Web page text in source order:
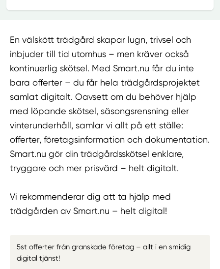
En välskött trädgård skapar lugn, trivsel och
inbjuder till tid utomhus – men kräver också
kontinuerlig skötsel. Med Smart.nu får du inte
bara offerter – du får hela trädgårdsprojektet
samlat digitalt. Oavsett om du behöver hjälp
med löpande skötsel, säsongsrensning eller
vinterunderhåll, samlar vi allt på ett ställe:
offerter, företagsinformation och dokumentation.
Smart.nu gör din trädgårdsskötsel enklare,
tryggare och mer prisvärd – helt digitalt.
Vi rekommenderar dig att ta hjälp med
trädgården av Smart.nu – helt digital!
5st offerter från granskade företag – allt i en smidig
digital tjänst!